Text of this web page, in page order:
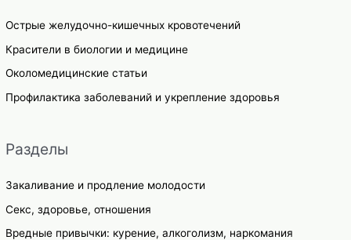
Острые желудочно-кишечных кровотечений
Красители в биологии и медицине
Околомедицинские статьи
Профилактика заболеваний и укрепление здоровья
Разделы
Закаливание и продление молодости
Секс, здоровье, отношения
Вредные привычки: курение, алкоголизм, наркомания